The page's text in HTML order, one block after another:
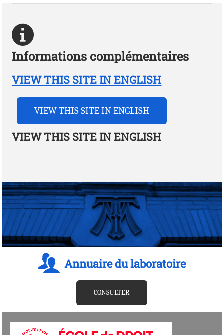
Informations complémentaires
VIEW THIS SITE IN ENGLISH
VIEW THIS SITE IN ENGLISH
VIEW THIS SITE IN ENGLISH
Annuaire du laboratoire
CONSULTER